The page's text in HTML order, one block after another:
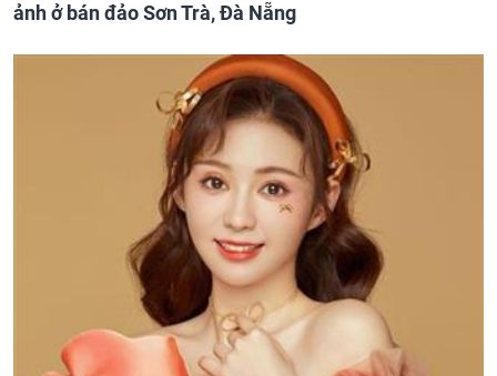
ảnh ở bán đảo Sơn Trà, Đà Nẵng